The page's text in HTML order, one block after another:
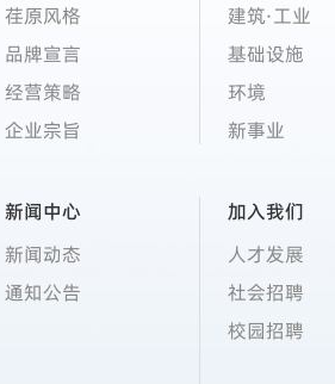
荏原风格
品牌宣言
经营策略
企业宗旨
建筑·工业
基础设施
环境
新事业
新闻中心
新闻动态
通知公告
加入我们
人才发展
社会招聘
校园招聘